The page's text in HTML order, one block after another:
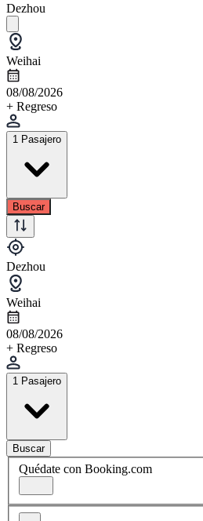
Dezhou
Weihai
08/08/2026
+ Regreso
1 Pasajero
Buscar
Dezhou
Weihai
08/08/2026
+ Regreso
1 Pasajero
Buscar
Quédate con Booking.com